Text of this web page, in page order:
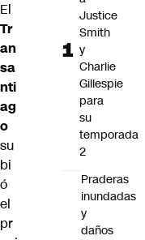
El
Tr
an
sa
nti
ag
o
su
bi
ó
el
pr
Justice
Smith
y
Charlie
Gillespie
para
su
temporada
2
Praderas
inundadas
y
daños